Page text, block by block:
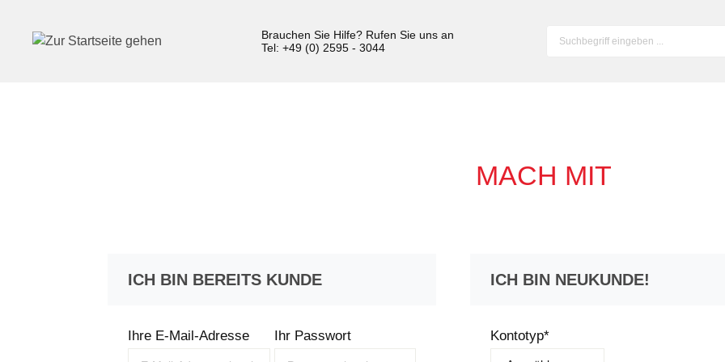
Brauchen Sie Hilfe? Rufen Sie uns an
Tel: +49 (0) 2595 - 3044
MACH MIT
ICH BIN BEREITS KUNDE
Ihre E-Mail-Adresse Ihr Passwort
ICH BIN NEUKUNDE!
Persönliche Informationen
Kontotyp*